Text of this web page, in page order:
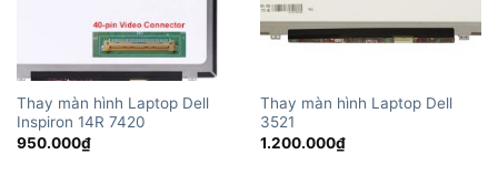
Thay màn hình Laptop Dell
Inspiron 14R 7420
950.000₫
Thay màn hình Laptop Dell
3521
1.200.000₫